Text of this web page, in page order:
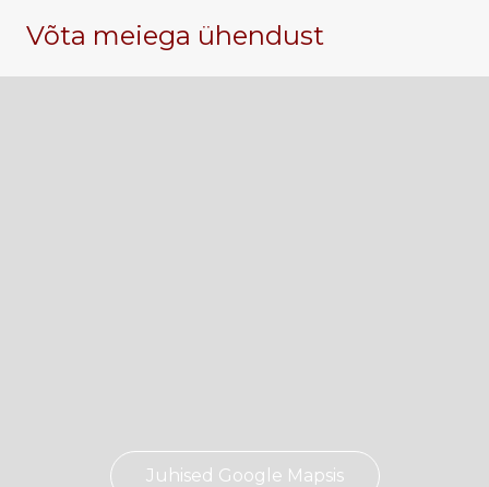
Võta meiega ühendust
Juhised Google Mapsis